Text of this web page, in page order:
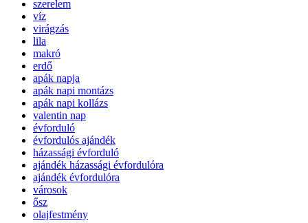
szerelem
víz
virágzás
lila
makró
erdő
apák napja
apák napi montázs
apák napi kollázs
valentin nap
évforduló
évfordulós ajándék
házassági évforduló
ajándék házassági évfordulóra
ajándék évfordulóra
városok
ősz
olajfestmény